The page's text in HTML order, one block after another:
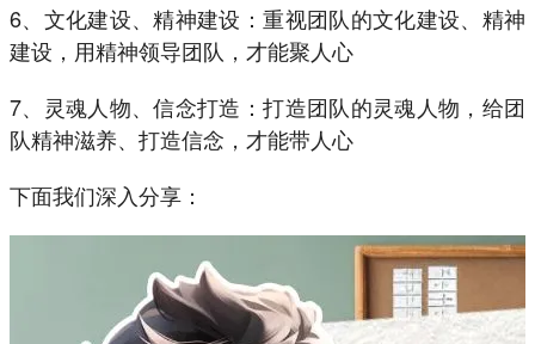
6、文化建设、精神建设：重视团队的文化建设、精神
建设，用精神领导团队，才能聚人心
7、灵魂人物、信念打造：打造团队的灵魂人物，给团
队精神滋养、打造信念，才能带人心
下面我们深入分享：